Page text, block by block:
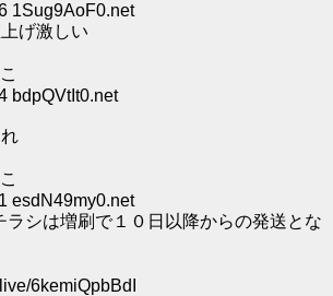
1Sug9AoF0.net
げ激しい
bdpQVtIt0.net
esdN49my0.net
ラシは増刷で１０日以降からの発送とな
6kemiQpbBdI